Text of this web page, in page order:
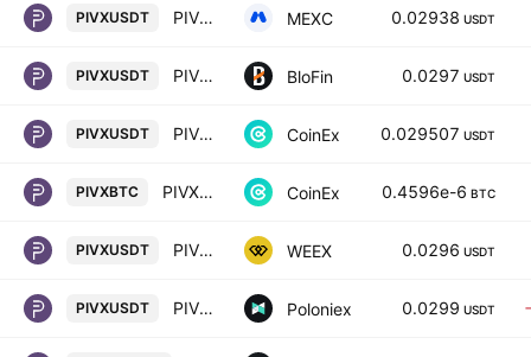
PIVXUSDT PIVX / USDT MEXC 0.02938 USDT
PIVXUSDT PIVX/USD TETHER BloFin 0.0297 USDT
PIVXUSDT PIVX / TETHER CoinEx 0.029507 USDT
PIVXBTC PIVX / BITCOIN CoinEx 0.4596e-6 BTC
PIVXUSDT PIVX/TETHERUS WEEX 0.0296 USDT
PIVXUSDT PIVX / Tether USD Poloniex 0.0299 USDT